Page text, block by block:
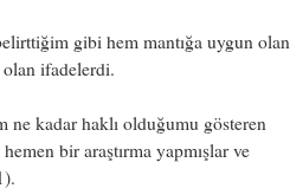
gibi hem mantığa uygun olan
ifadelerdi.
ne kadar haklı olduğumu gösteren
bir araştırma yapmışlar ve